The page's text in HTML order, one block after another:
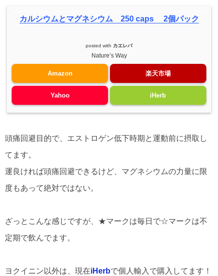
カルシウムとマグネシウム 250 caps 2個パック
posted with カエレバ
Nature’s Way
Amazon 楽天市場
Yahoo iHerb
頭痛回避目的で、エストロゲン低下時期と運動前に摂取し
てます。
運良ければ頭痛回避できるけど、マグネシウムの力量に限
度もあって絶対ではない。
ざっとこんな感じですが、★マークは毎日で☆マークは不
定期で飲んでます。
ヨクイニン以外は、現在iHerbで個人輸入で購入してます！